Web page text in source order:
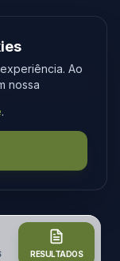
reservados.
Ao
nossa
.
RESULTADOS